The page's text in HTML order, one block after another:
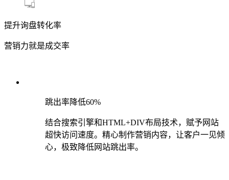
提升询盘转化率
营销力就是成交率
跳出率降低60%
结合搜索引擎和HTML+DIV布局技术，赋予网站
超快访问速度。精心制作营销内容，让客户一见倾
心，极致降低网站跳出率。